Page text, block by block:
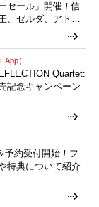
セール」開催！信
、ゼルダ、アトリ
）
Quartet:
記念キャンペーン
予約受付開始！フ
特典について紹介